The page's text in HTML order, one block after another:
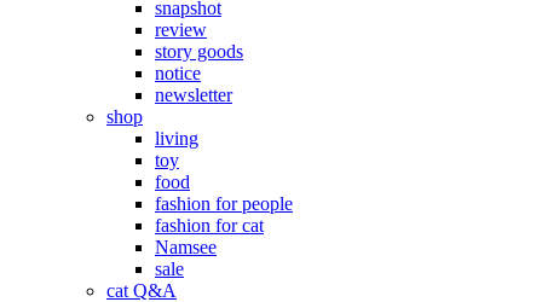
snapshot
review
story goods
notice
newsletter
shop
living
toy
food
fashion for people
fashion for cat
Namsee
sale
cat Q&A